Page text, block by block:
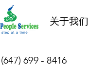
关于我们
(647) 699 - 8416